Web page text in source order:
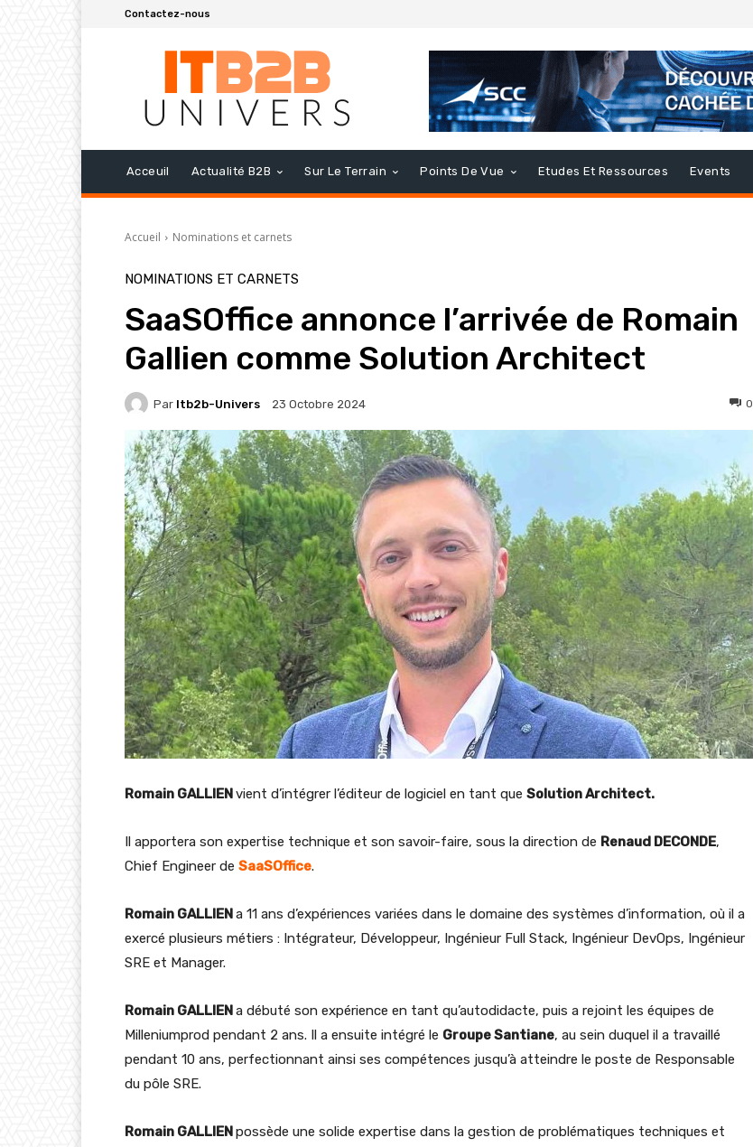
Contactez-nous
Acceuil Actualité B2B Sur Le Terrain Points De Vue Etudes Et Ressources Events
Accueil Nominations et carnets
NOMINATIONS ET CARNETS
SaaSOffice annonce l’arrivée de Romain
Gallien comme Solution Architect
Par Itb2b-Univers 23 Octobre 2024 0
Romain GALLIENvient d’intégrer l’éditeur de logiciel en tant que Solution Architect.
Il apportera son expertise technique et son savoir-faire, sous la direction de Renaud DECONDE,
Chief Engineer de SaaSOffice.
Romain GALLIENa 11 ans d’expériences variées dans le domaine des systèmes d’information, où il a
exercé plusieurs métiers : Intégrateur, Développeur, Ingénieur Full Stack, Ingénieur DevOps, Ingénieur
SRE et Manager.
Romain GALLIENa débuté son expérience en tant qu’autodidacte, puis a rejoint les équipes de
Milleniumprod pendant 2 ans. Il a ensuite intégré le Groupe Santiane, au sein duquel il a travaillé
pendant 10 ans, perfectionnant ainsi ses compétences jusqu’à atteindre le poste de Responsable
du pôle SRE.
Romain GALLIENpossède une solide expertise dans la gestion de problématiques techniques et